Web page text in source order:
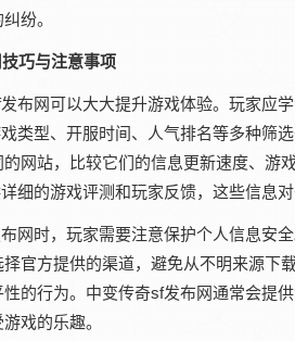
纷。
巧与注意事项
布网可以大大提升游戏体验。玩家应
类型、开服时间、人气排名等多种筛
网站，比较它们的信息更新速度、游
细的游戏评测和玩家反馈，这些信息
网时，玩家需要注意保护个人信息安
官方提供的渠道，避免从不明来源
的行为。中变传奇sf发布网通常会提
戏的乐趣。